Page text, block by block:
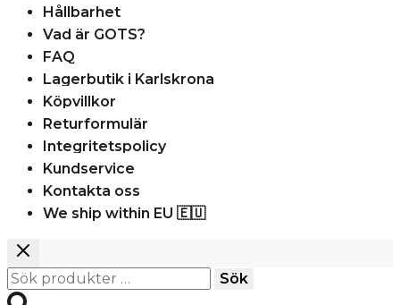
Hållbarhet
Vad är GOTS?
FAQ
Lagerbutik i Karlskrona
Köpvillkor
Returformulär
Integritetspolicy
Kundservice
Kontakta oss
We ship within EU 🇪🇺
Sök
efter:
Sök